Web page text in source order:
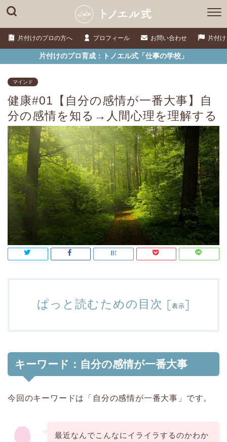
片付けのプロの方へ プロフィール お問い合わせ 片付
片付けのプロ育成：トノエル式「仕事の学校」
マインド
健康#01【自分の感情が一番大事】自
分の感情を知る→人間心理を理解する
ぱっと読むための目次 [表示]
キーワード：自分の感情が一番大事
今回のキーワードは「自分の感情が一番大事」です。
最近なんでこんなにイライラするのかわか